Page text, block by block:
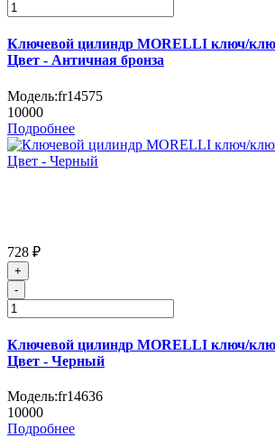
Ключевой цилиндр MORELLI ключ/
Цвет - Античная бронза
Модель:fr14575
10000
Подробнее
728 ₽
+
-
Ключевой цилиндр MORELLI ключ/
Цвет - Черный
Модель:fr14636
10000
Подробнее